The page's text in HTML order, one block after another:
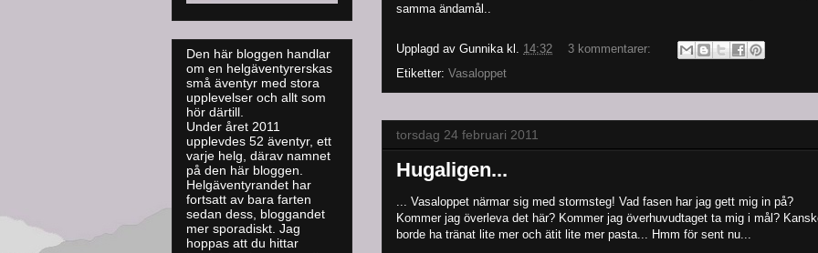
samma ändamål..
Upplagd av Gunnika kl. 14:32
3 kommentarer:
Etiketter: Vasaloppet
torsdag 24 februari 2011
Hugaligen...
... Vasaloppet närmar sig med stormsteg! Vad fasen har jag gett mig in på?
Kommer jag överleva det här? Kommer jag överhuvudtaget ta mig i mål?
borde ha tränat lite mer och ätit lite mer pasta... Hmm för sent nu...
Den här bloggen handlar
om en helgäventyrerskas
små äventyr med stora
upplevelser och allt som
hör därtill.
Under året 2011
upplevdes 52 äventyr, ett
varje helg, därav namnet
på den här bloggen.
Helgäventyrandet har
fortsatt av bara farten
sedan dess, bloggandet
mer sporadiskt. Jag
hoppas att du hittar